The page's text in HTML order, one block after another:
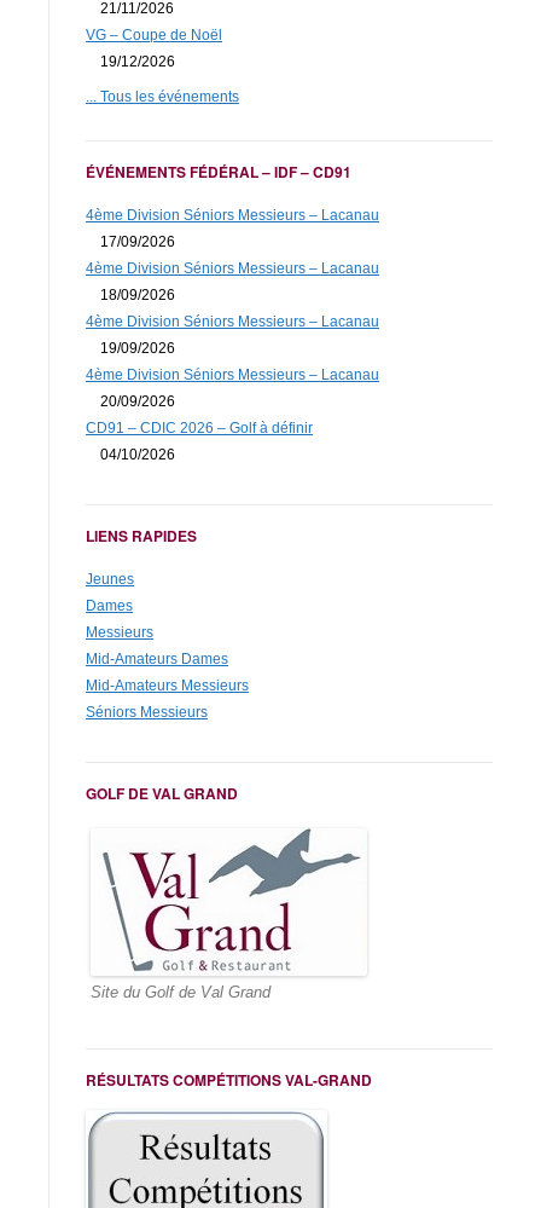
21/11/2026
VG – Coupe de Noël
19/12/2026
... Tous les événements
ÉVÉNEMENTS FÉDÉRAL – IDF – CD91
4ème Division Séniors Messieurs – Lacanau
17/09/2026
4ème Division Séniors Messieurs – Lacanau
18/09/2026
4ème Division Séniors Messieurs – Lacanau
19/09/2026
4ème Division Séniors Messieurs – Lacanau
20/09/2026
CD91 – CDIC 2026 – Golf à définir
04/10/2026
LIENS RAPIDES
Jeunes
Dames
Messieurs
Mid-Amateurs Dames
Mid-Amateurs Messieurs
Séniors Messieurs
GOLF DE VAL GRAND
Site du Golf de Val Grand
RÉSULTATS COMPÉTITIONS VAL-GRAND